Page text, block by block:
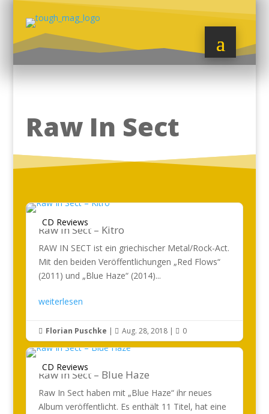
Raw In Sect
CD Reviews
Raw In Sect – Kitro
RAW IN SECT ist ein griechischer Metal/Rock-Act.
Mit den beiden Veröffentlichungen „Red Flows“
(2011) und „Blue Haze“ (2014)...
weiterlesen
 Florian Puschke |  Aug. 28, 2018|  0
CD Reviews
Raw In Sect – Blue Haze
Raw In Sect haben mit „Blue Haze“ ihr neues
Album veröffentlicht. Es enthält 11 Titel, hat eine